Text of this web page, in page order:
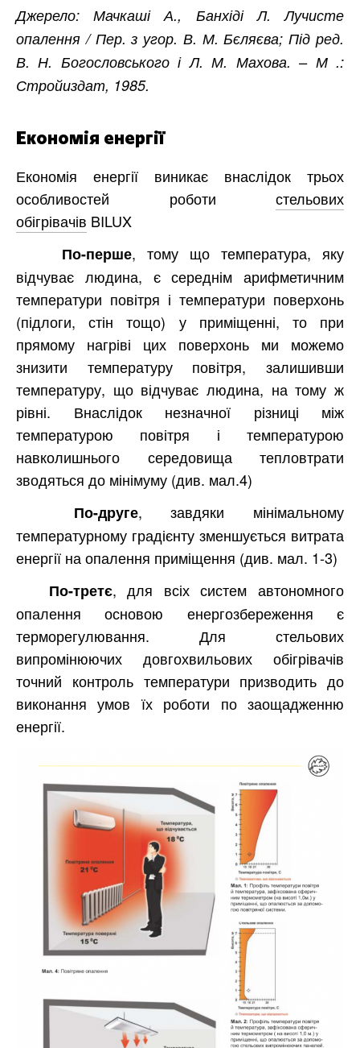
Джерело: Мачкаші А., Банхіді Л. Лучисте
опалення / Пер. з угор. В. М. Бєляєва; Під ред.
В. Н. Богословського і Л. М. Махова. – М .:
Стройиздат, 1985.
Економія енергії
Економія енергії виникає внаслідок трьох
особливостей роботи стельових
обігрівачів BILUX
По-перше, тому що температура, яку
відчуває людина, є середнім арифметичним
температури повітря і температури поверхонь
(підлоги, стін тощо) у приміщенні, то при
прямому нагріві цих поверхонь ми можемо
знизити температуру повітря, залишивши
температуру, що відчуває людина, на тому ж
рівні. Внаслідок незначної різниці між
температурою повітря і температурою
навколишнього середовища тепловтрати
зводяться до мінімуму (див. мал.4)
По-друге, завдяки мінімальному
температурному градієнту зменшується витрата
енергії на опалення приміщення (див. мал. 1-3)
По-третє, для всіх систем автономного
опалення основою енергозбереження є
терморегулювання. Для стельових
випромінюючих довгохвильових обігрівачів
точний контроль температури призводить до
виконання умов їх роботи по заощадженню
енергії.